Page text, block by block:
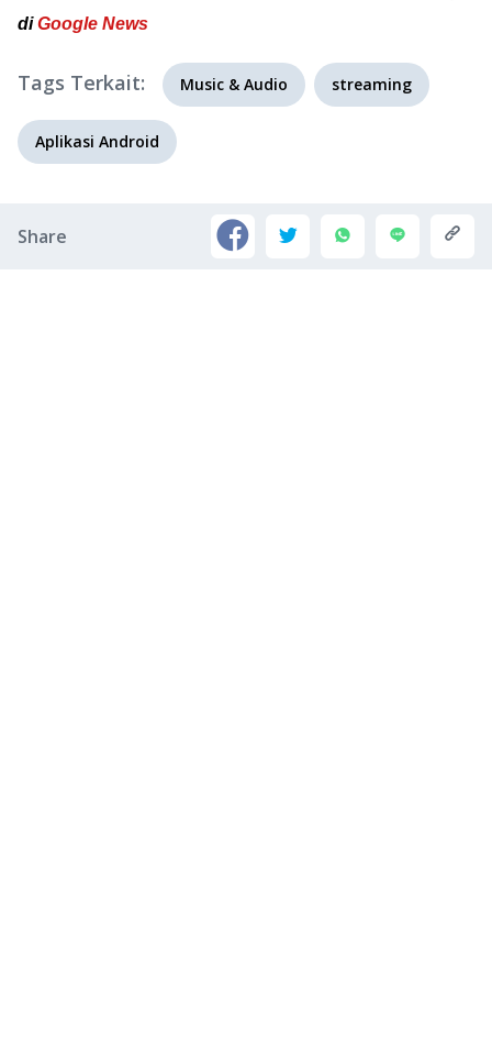
diGoogle News
Tags Terkait: Music & Audio streaming
Aplikasi Android
Share